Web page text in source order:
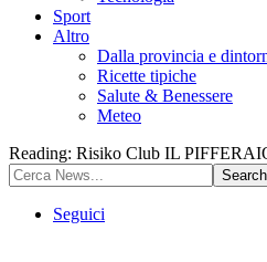
Sport
Altro
Dalla provincia e
Ricette tipiche
Salute & Benessere
Meteo
Reading: Risiko Club IL
Seguici